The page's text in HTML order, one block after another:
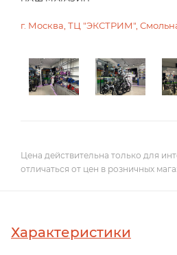
г. Москва, ТЦ "ЭКСТРИМ",
Цена действительна только для
отличаться от цен в розничных
Характеристики